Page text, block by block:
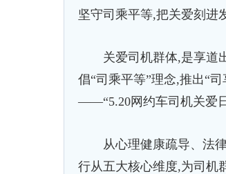
坚守司乘平等,把关爱刻进
关爱司机群体,是享道出
倡“司乘平等”理念,推出“
——“5.20网约车司机关爱
从心理健康疏导、法律
行从五大核心维度,为司机